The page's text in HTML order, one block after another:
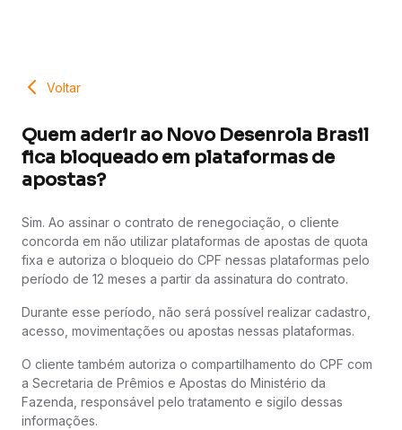
Voltar
Quem aderir ao Novo Desenrola Brasil
fica bloqueado em plataformas de
apostas?
Sim. Ao assinar o contrato de renegociação, o cliente
concorda em não utilizar plataformas de apostas de quota
fixa e autoriza o bloqueio do CPF nessas plataformas pelo
período de 12 meses a partir da assinatura do contrato.
Durante esse período, não será possível realizar cadastro,
acesso, movimentações ou apostas nessas plataformas.
O cliente também autoriza o compartilhamento do CPF com
a Secretaria de Prêmios e Apostas do Ministério da
Fazenda, responsável pelo tratamento e sigilo dessas
informações.